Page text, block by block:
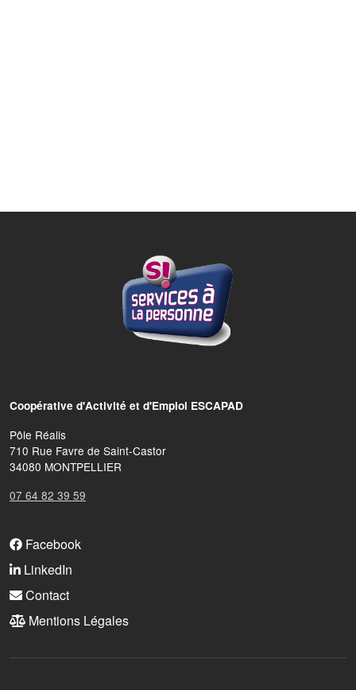
Coopérative d'Activité et d'Emploi ESCAPAD
Pôle Réalis
710 Rue Favre de Saint-Castor
34080 MONTPELLIER
07 64 82 39 59
FOOTER MENU
Facebook
LinkedIn
Contact
Mentions Légales